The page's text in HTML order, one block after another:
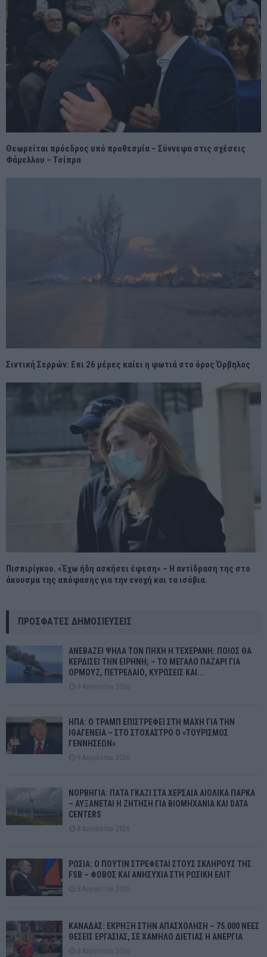
Θεωρείται πρόεδρος υπό προθεσμία – Σύννεφα στις σχέσεις
Φάμελλου – Τσίπρα
Σιντική Σερρών: Επι 26 μέρες καίει η φωτιά στο όρος Όρβηλος
Πισπιρίγκου. «Έχω ήδη ασκήσει έφεση» – Η αντίδραση της στο
άκουσμα της απόφασης για την ενοχή και τα ισόβια.
ΠΡΌΣΦΑΤΕΣ ΔΗΜΟΣΙΕΎΣΕΙΣ
ΑΝΕΒΑΖΕΙ ΨΗΛΑ ΤΟΝ ΠΗΧΗ Η ΤΕΧΕΡΑΝΗ: ΠΟΙΟΣ ΘΑ
ΚΕΡΔΙΣΕΙ ΤΗΝ ΕΙΡΗΝΗ; – ΤΟ ΜΕΓΑΛΟ ΠΑΖΑΡΙ ΓΙΑ
ΟΡΜΟΥΖ, ΠΕΤΡΕΛΑΙΟ, ΚΥΡΩΣΕΙΣ ΚΑΙ...
9 Αυγούστου 2026
ΗΠΑ: Ο ΤΡΑΜΠ ΕΠΙΣΤΡΕΦΕΙ ΣΤΗ ΜΑΧΗ ΓΙΑ ΤΗΝ
ΙΘΑΓΕΝΕΙΑ – ΣΤΟ ΣΤΟΧΑΣΤΡΟ Ο «ΤΟΥΡΙΣΜΟΣ
ΓΕΝΝΗΣΕΩΝ»
9 Αυγούστου 2026
ΝΟΡΒΗΓΙΑ: ΠΑΤΑ ΓΚΑΖΙ ΣΤΑ ΧΕΡΣΑΙΑ ΑΙΟΛΙΚΑ ΠΑΡΚΑ
– ΑΥΞΑΝΕΤΑΙ Η ΖΗΤΗΣΗ ΓΙΑ ΒΙΟΜΗΧΑΝΙΑ ΚΑΙ DATA
CENTERS
8 Αυγούστου 2026
ΡΩΣΙΑ: Ο ΠΟΥΤΙΝ ΣΤΡΕΦΕΤΑΙ ΣΤΟΥΣ ΣΚΛΗΡΟΥΣ ΤΗΣ
FSB – ΦΟΒΟΣ ΚΑΙ ΑΝΗΣΥΧΙΑ ΣΤΗ ΡΩΣΙΚΗ ΕΛΙΤ
8 Αυγούστου 2026
ΚΑΝΑΔΑΣ: ΕΚΡΗΞΗ ΣΤΗΝ ΑΠΑΣΧΟΛΗΣΗ – 75.000 ΝΕΕΣ
ΘΕΣΕΙΣ ΕΡΓΑΣΙΑΣ, ΣΕ ΧΑΜΗΛΟ ΔΙΕΤΙΑΣ Η ΑΝΕΡΓΙΑ
8 Αυγούστου 2026